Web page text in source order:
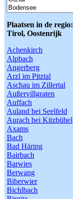
Plaatsen in de regio:
Tirol, Oostenrijk
Achenkirch
Alpbach
Angerberg
Arzl im Pitztal
Aschau im Zillertal
Außervillgraten
Auffach
Auland bei Seelfeld
Aurach bei Kitzbühel
Axams
Bach
Bad Häring
Bairbach
Barwies
Berwang
Biberwier
Bichlbach